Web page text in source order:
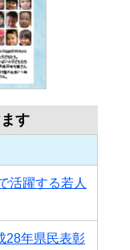
す
活躍する若人
28年県民表彰